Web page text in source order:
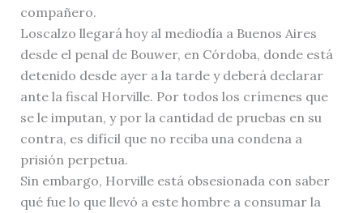
compañero.
Loscalzo llegará hoy al mediodía a Buenos Aires
desde el penal de Bouwer, en Córdoba, donde está
detenido desde ayer a la tarde y deberá declarar
ante la fiscal Horville. Por todos los crímenes que
se le imputan, y por la cantidad de pruebas en su
contra, es difícil que no reciba una condena a
prisión perpetua.
Sin embargo, Horville está obsesionada con saber
qué fue lo que llevó a este hombre a consumar la